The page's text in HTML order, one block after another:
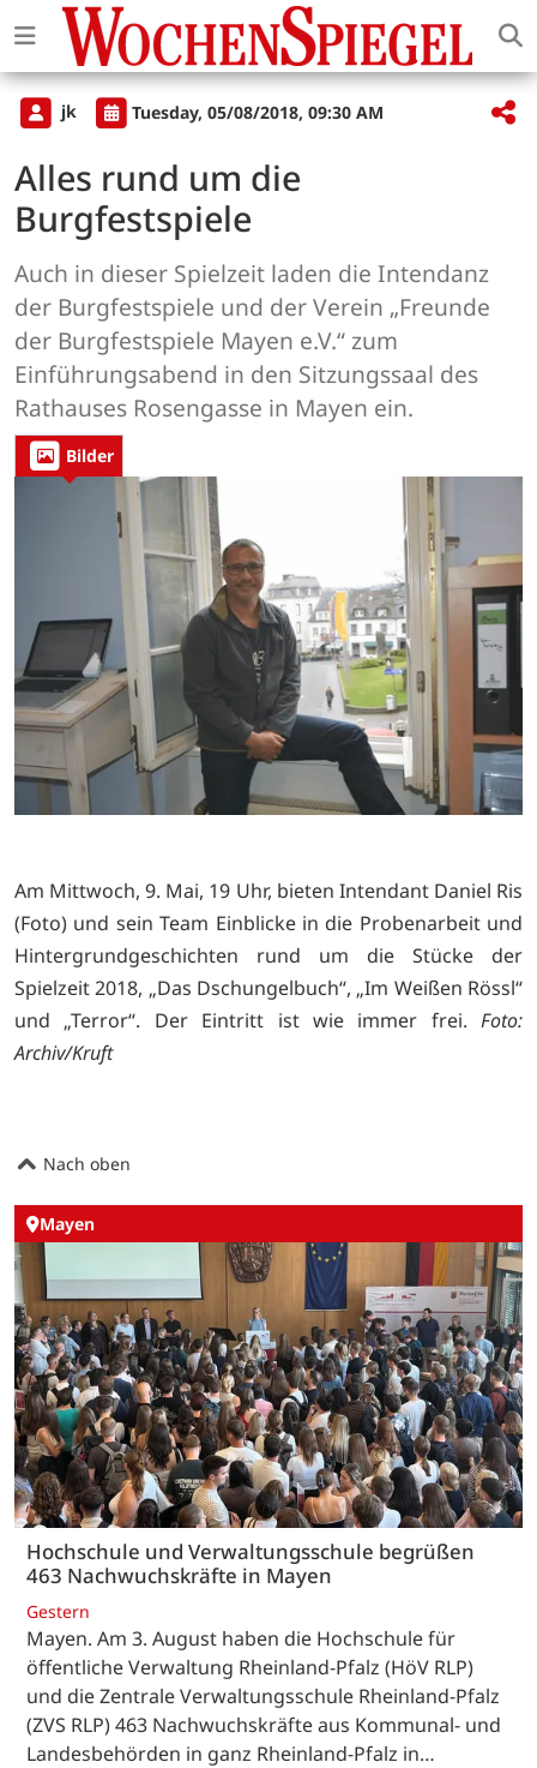
jk Tuesday, 05/08/2018, 09:30 AM
Alles rund um die
Burgfestspiele
Auch in dieser Spielzeit laden die Intendanz
der Burgfestspiele und der Verein „Freunde
der Burgfestspiele Mayen e.V.“ zum
Einführungsabend in den Sitzungssaal des
Rathauses Rosengasse in Mayen ein.
Bilder
Am Mittwoch, 9. Mai, 19 Uhr, bieten Intendant Daniel Ris
(Foto) und sein Team Einblicke in die Probenarbeit und
Hintergrundgeschichten rund um die Stücke der
Spielzeit 2018, „Das Dschungelbuch“, „Im Weißen Rössl“
und „Terror“. Der Eintritt ist wie immer frei. Foto:
Archiv/Kruft
Nach oben
Mayen
Hochschule und Verwaltungsschule begrüßen
463 Nachwuchskräfte in Mayen
Gestern
Mayen. Am 3. August haben die Hochschule für
öffentliche Verwaltung Rheinland-Pfalz (HöV RLP)
und die Zentrale Verwaltungsschule Rheinland-Pfalz
(ZVS RLP) 463 Nachwuchskräfte aus Kommunal- und
Landesbehörden in ganz Rheinland-Pfalz in…